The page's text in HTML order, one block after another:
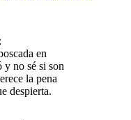
en
no sé si son
la pena
despierta.